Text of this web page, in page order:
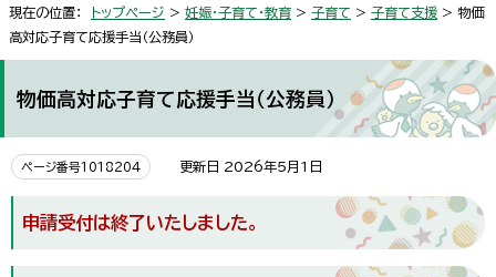
現在の位置： トップページ > 妊娠・子育て・教育 > 子育て > 子育て支援 > 物価
高対応子育て応援手当（公務員）
物価高対応子育て応援手当（公務員）
ページ番号1018204 更新日 2026年5月1日
申請受付は終了いたしました。